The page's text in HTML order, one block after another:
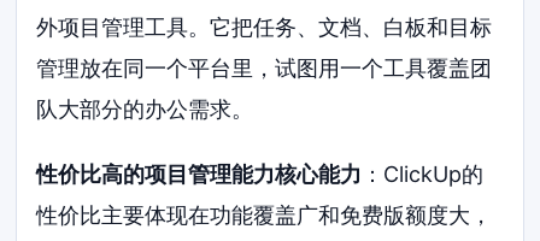
外项目管理工具。它把任务、文档、白板和目标
管理放在同一个平台里，试图用一个工具覆盖团
队大部分的办公需求。
性价比高的项目管理能力核心能力 ：ClickUp的
性价比主要体现在功能覆盖广和免费版额度大，